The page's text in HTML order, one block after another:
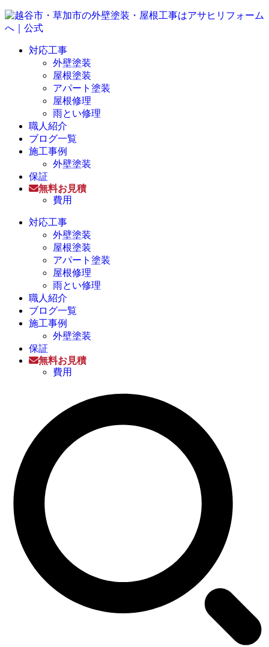
対応工事
外壁塗装
屋根塗装
アパート塗装
屋根修理
雨とい修理
職人紹介
ブログ一覧
施工事例
外壁塗装
保証
無料お見積
費用
対応工事
外壁塗装
屋根塗装
アパート塗装
屋根修理
雨とい修理
職人紹介
ブログ一覧
施工事例
外壁塗装
保証
無料お見積
費用